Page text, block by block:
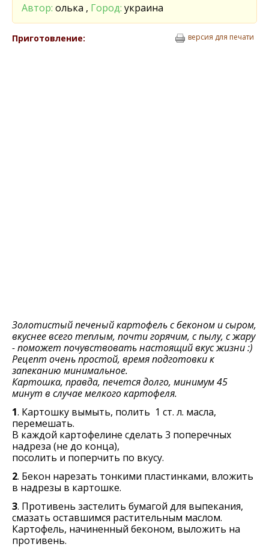
Автор: олька , Город: украина
Приготовление: версия для печати
Золотистый печеный картофель с беконом и сыром,
вкуснее всего теплым, почти горячим, с пылу, с жару
- поможет почувствовать настоящий вкус жизни :)
Рецепт очень простой, время подготовки к
запеканию минимальное.
Картошка, правда, печется долго, минимум 45
минут в случае мелкого картофеля.
1. Картошку вымыть, полить 1 ст. л. масла,
перемешать.
В каждой картофелине сделать 3 поперечных
надреза (не до конца),
посолить и поперчить по вкусу.
2. Бекон нарезать тонкими пластинками, вложить
в надрезы в картошке.
3. Противень застелить бумагой для выпекания,
смазать оставшимся растительным маслом.
Картофель, начиненный беконом, выложить на
противень.